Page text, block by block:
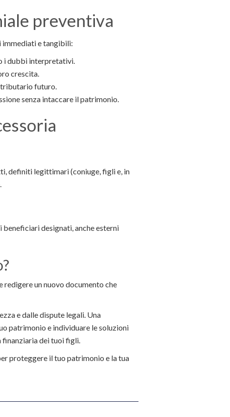
preventiva
immediati e tangibili:
i dubbi interpretativi.
crescita.
futuro.
senza intaccare il patrimonio.
definiti legittimari (coniuge, figli e, in
beneficiari designati, anche esterni
un nuovo documento che
e dalle dispute legali. Una
patrimonio e individuare le soluzioni
finanziaria dei tuoi figli.
proteggere il tuo patrimonio e la tua